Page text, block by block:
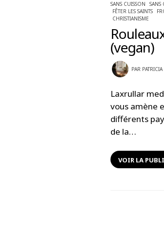
SANS CUISSON SANS
FÊTER LES SAINTS
CHRISTIANISME
(vegan)
PAR
Laxrullar
vous amène
différents
de la…
VOIR LA